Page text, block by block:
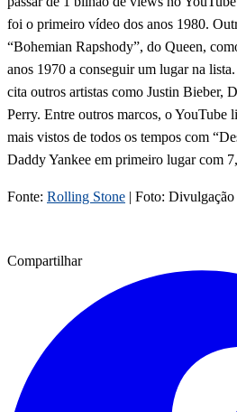
foi o primeiro vídeo dos anos 1980.
“Bohemian Rapshody”, do Queen,
anos 1970 a conseguir um lugar na
cita outros artistas como Justin Bieber,
Perry. Entre outros marcos, o YouTube
mais vistos de todos os tempos com
Daddy Yankee em primeiro lugar com
Fonte: Rolling Stone | Foto: Divulgação
Compartilhar